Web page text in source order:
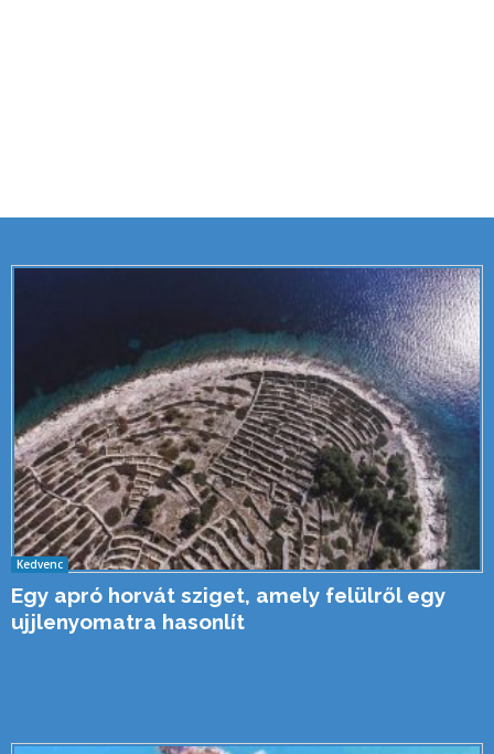
Kedvenc
Egy apró horvát sziget, amely felülről egy
ujjlenyomatra hasonlít